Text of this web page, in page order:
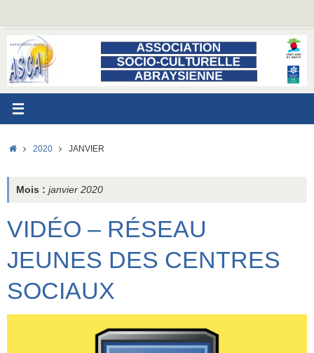
contenu
ACCUEIL
2020 JANVIER
Mois : janvier 2020
VIDÉO – RÉSEAU
JEUNES DES CENTRES
SOCIAUX